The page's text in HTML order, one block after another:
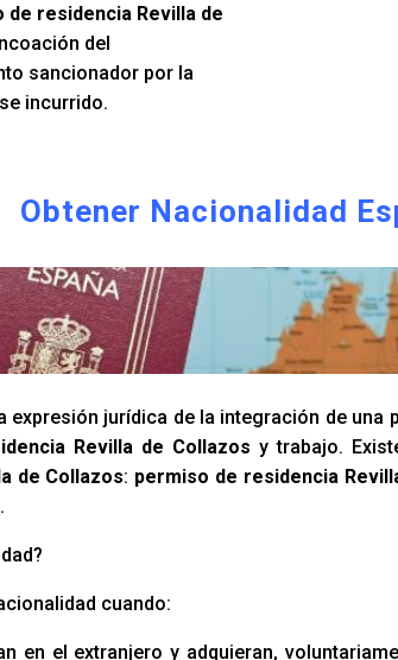
de residencia Revilla de
del
sancionador por la
incurrido.
Obtener Nacionalidad
expresión jurídica de la integración de una
Revilla de Collazos y trabajo.
de Collazos: permiso de residencia
cuando:
en el extranjero y adquieran,